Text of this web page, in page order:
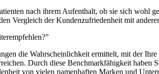
nach ihrem Aufenthalt, ob sie sich wohl
Vergleich der Kundenzufriedenheit mit
die Wahrscheinlichkeit ermittelt, mit der
Durch diese Benchmarkfähigkeit
von vielen namenhaften Marken und